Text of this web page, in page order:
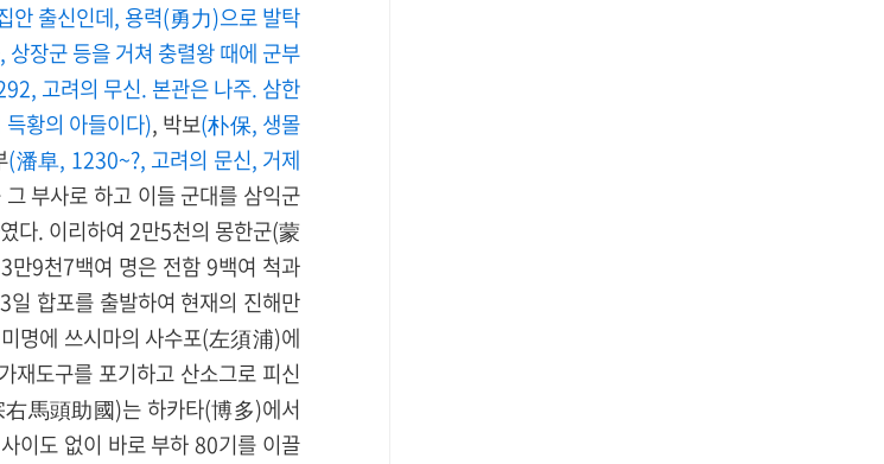
안 출신인데, 용력(勇力)으로 발탁
장군 등을 거쳐 충렬왕 때에 군부
고려의 무신. 본관은 나주. 삼한
황의 아들이다), 박보(朴保, 생몰
(潘阜, 1230~?, 고려의 문신, 거제
그 부사로 하고 이들 군대를 삼익군
다. 이리하여 2만5천의 몽한군(蒙
9천7백여 명은 전함 9백여 척과
합포를 출발하여 현재의 진해만
명에 쓰시마의 사수포(左須浦)에
재도구를 포기하고 산소그로 피신
右馬頭助國)는 하카타(博多)에서
이도 없이 바로 부하 80기를 이끌